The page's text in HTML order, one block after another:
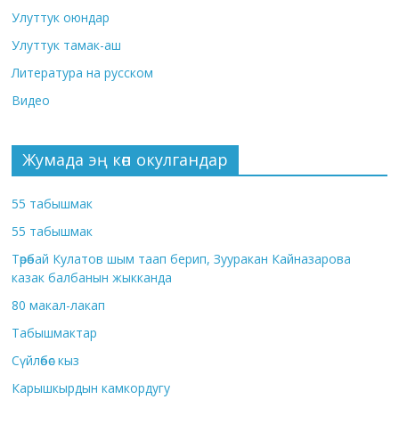
Улуттук оюндар
Улуттук тамак-аш
Литература на русском
Видео
Жумада эң көп окулгандар
55 табышмак
55 табышмак
Төрөбай Кулатов шым таап берип, Зууракан Кайназарова
казак балбанын жыкканда
80 макал-лакап
Табышмактар
Сүйлөбөс кыз
Карышкырдын камкордугу